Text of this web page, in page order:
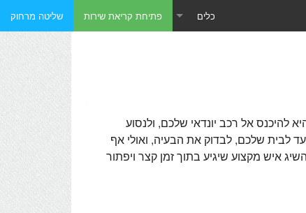
שליטה מרחוק פתיחת קריאת שירות כלים
אל רכב יונדאי שלכם, ולנסוע
לבית שלכם, לבדוק את הבעיה, ואולי אף
איש מקצוע שיגיע בתוך זמן קצר ויפתור